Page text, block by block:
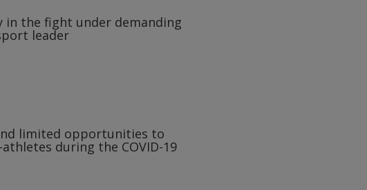
in the fight under demanding
leader
limited opportunities to
during the COVID-19